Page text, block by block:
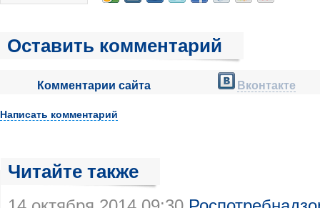
Оставить комментарий
Комментарии сайта Вконтакте
Написать комментарий
Читайте также